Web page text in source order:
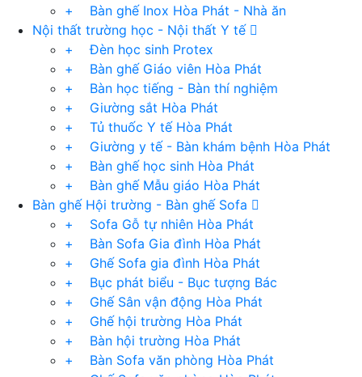
+ Bàn ghế Inox Hòa Phát - Nhà ăn
Nội thất trường học - Nội thất Y tế
+ Đèn học sinh Protex
+ Bàn ghế Giáo viên Hòa Phát
+ Bàn học tiếng - Bàn thí nghiệm
+ Giường sắt Hòa Phát
+ Tủ thuốc Y tế Hòa Phát
+ Giường y tế - Bàn khám bệnh Hòa Phát
+ Bàn ghế học sinh Hòa Phát
+ Bàn ghế Mẫu giáo Hòa Phát
Bàn ghế Hội trường - Bàn ghế Sofa
+ Sofa Gỗ tự nhiên Hòa Phát
+ Bàn Sofa Gia đình Hòa Phát
+ Ghế Sofa gia đình Hòa Phát
+ Bục phát biểu - Bục tượng Bác
+ Ghế Sân vận động Hòa Phát
+ Ghế hội trường Hòa Phát
+ Bàn hội trường Hòa Phát
+ Bàn Sofa văn phòng Hòa Phát